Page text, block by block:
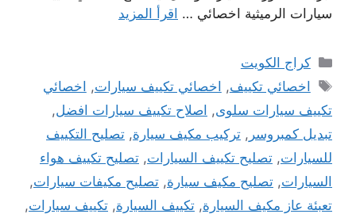
سيارات الرميثية اخصائي … اقرأ المزيد
التصنيفات
كراج الكويت
الوسوم
اخصائي تكييف, اخصائي تكييف سيارات, اخصائي
تكييف سيارات سلوى, اصلاح تكييف سيارات افضل,
تبديل كمبروسر , تركيب مكيف سيارة, تصليح التكييف
للسيارات, تصليح تكييف السيارات, تصليح تكييف هواء
السيارات, تصليح مكيف سيارة, تصليح مكيفات سيارات,
تعبئة عاز مكيف السيارة, تكييف السيارة, تكييف سيارات,